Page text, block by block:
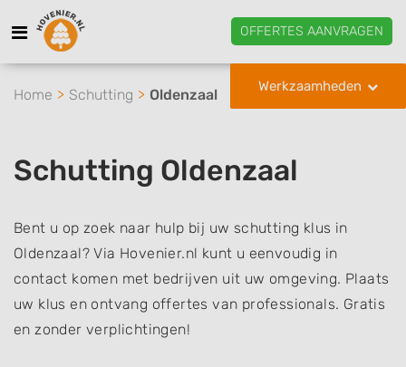
OFFERTES AANVRAGEN
Werkzaamheden
Home Schutting Oldenzaal
Schutting Oldenzaal
Bent u op zoek naar hulp bij uw schutting klus in
Oldenzaal? Via Hovenier.nl kunt u eenvoudig in
contact komen met bedrijven uit uw omgeving. Plaats
uw klus en ontvang offertes van professionals. Gratis
en zonder verplichtingen!